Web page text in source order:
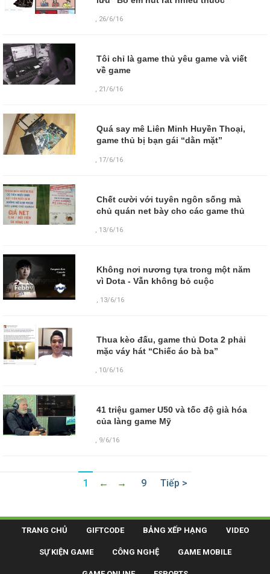
, 26/6/16
Tôi chỉ là game thủ yêu game và viết
về game
, 21/6/16
Quá say mê Liên Minh Huyền Thoại,
game thủ bị bạn gái “dằn mặt”
17/6/16
Chết cười với tuyên ngôn sống mà
chủ quán net bày cho các game thủ
, 13/6/16
Không nơi nương tựa trong một năm
vì Dota - Vẫn không bỏ cuộc
, 13/6/16
Thua kèo đấu, game thủ Dota 2 phải
mặc váy hát “Chiếc áo bà ba”
, 10/6/16
41 triệu gamer U50 và tốc độ già hóa
của làng game Mỹ
, 9/6/16
1 ← → 9 Tiếp >
TRANG CHỦ GIFTCODE BẢNG XẾP HẠNG VIDEO
SỰ KIỆN GAME CÔNG NGHỆ GAME MOBILE